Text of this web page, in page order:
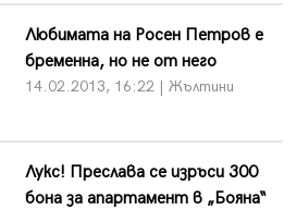
Любимата на Росен Петров е
бременна, но не от него
14.02.2013, 16:22 | Жълтини
Лукс! Преслава се изръси 300
бона за апартамент в „Бояна“